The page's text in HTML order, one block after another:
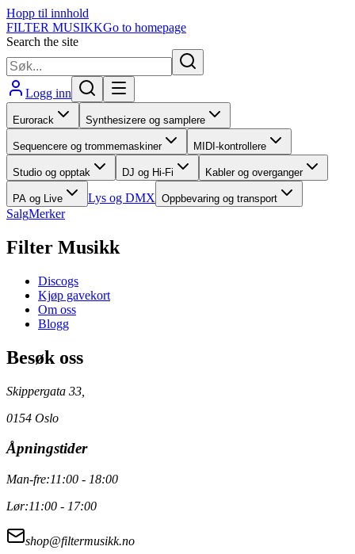
Hopp til innhold
FILTER MUSIKKGo to homepage
Search the site
Logg inn
Eurorack Synthesizere og samplere
Sequencere og trommemaskiner MIDI-kontrollere
Studio og opptak DJ og Hi-Fi Kabler og overganger
PA og Live Lys og DMX Oppbevaring og transport
SalgMerker
Filter Musikk
Discogs
Kjøp gavekort
Om oss
Blogg
Besøk oss
Skippergata 33,
0154 Oslo
Åpningstider
Man-fre:11:00 - 18:00
Lør:11:00 - 17:00
shop@filtermusikk.no